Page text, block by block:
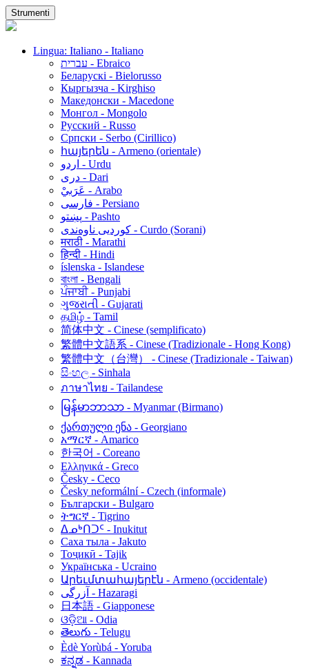
Strumenti
Lingua: Italiano - Italiano
עברית - Ebraico
Беларускі - Bielorusso
Кыргызча - Kirghiso
Македонски - Macedone
Монгол - Mongolo
Русский - Russo
Српски - Serbo (Cirillico)
հայերեն - Armeno (orientale)
اردو - Urdu
دری - Dari
عَرَبيْ - Arabo
فارسی - Persiano
پښتو - Pashto
کوردیی ناوەندی - Curdo (Sorani)
मराठी - Marathi
हिन्दी - Hindi
íslenska - Islandese
বাংলা - Bengali
ਪੰਜਾਬੀ - Punjabi
ગુજરાતી - Gujarati
தமிழ் - Tamil
简体中文 - Cinese (semplificato)
繁體中文語系 - Cinese (Tradizionale - Hong Kong)
繁體中文（台灣） - Cinese (Tradizionale - Taiwan)
සිංහල - Sinhala
ภาษาไทย - Tailandese
မြန်မာဘာသာ - Myanmar (Birmano)
ქართული ენა - Georgiano
አማርኛ - Amarico
한국어 - Coreano
Ελληνικά - Greco
Česky - Ceco
Česky neformální - Czech (informale)
Български - Bulgaro
ትግርኛ - Tigrino
ᐃᓄᒃᑎᑐᑦ - Inukitut
Саха тыла - Jakuto
Тоҷикӣ - Tajik
Українська - Ucraino
Արեւմտահայերէն - Armeno (occidentale)
آزرگی - Hazaragi
日本語 - Giapponese
ଓଡ଼ିଆ - Odia
తెలుగు - Telugu
Èdè Yorùbá - Yoruba
ಕನ್ನಡ - Kannada